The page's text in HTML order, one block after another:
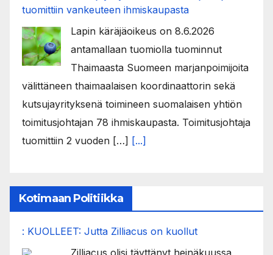
tuomittiin vankeuteen ihmiskaupasta
Lapin käräjäoikeus on 8.6.2026
antamallaan tuomiolla tuominnut
Thaimaasta Suomeen marjanpoimijoita
välittäneen thaimaalaisen koordinaattorin sekä
kutsujayrityksenä toimineen suomalaisen yhtiön
toimitusjohtajan 78 ihmiskaupasta. Toimitusjohtaja
tuomittiin 2 vuoden […] [...]
Kotimaan Politiikka
: KUOLLEET: Jutta Zilliacus on kuollut
Zilliacus olisi täyttänyt heinäkuussa